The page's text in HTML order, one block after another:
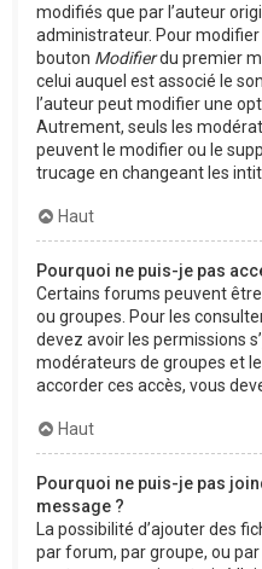
modifiés que par l’auteur
administrateur. Pour
bouton Modifierdu premier
celui auquel est associé le
l’auteur peut modifier une
Autrement, seuls les
peuvent le modifier ou le
trucage en changeant les
Haut
Pourquoi ne puis-je pas
Certains forums peuvent
ou groupes. Pour les
devez avoir les permissions
modérateurs de groupes et
accorder ces accès, vous
Haut
Pourquoi ne puis-je pas
message ?
La possibilité d’ajouter des
par forum, par groupe, ou